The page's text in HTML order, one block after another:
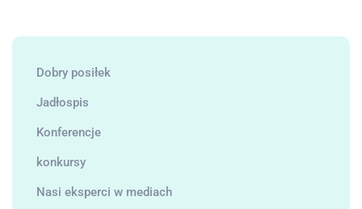
Dobry posiłek
Jadłospis
Konferencje
konkursy
Nasi eksperci w mediach